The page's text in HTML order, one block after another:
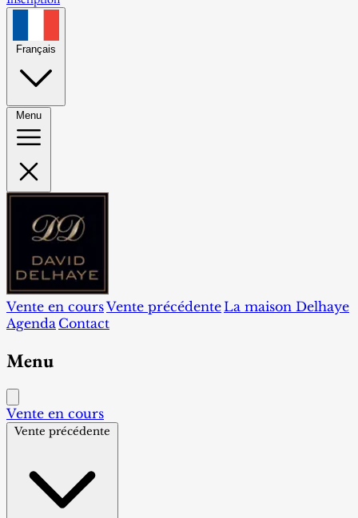
Français
Menu
Vente en coursVente précédente La maison Delhaye
Agenda Contact
Menu
Vente en cours
Vente précédente